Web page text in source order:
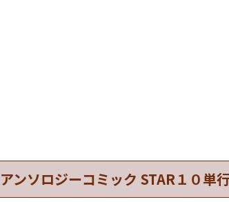
ンソロジーコミック STAR１０単